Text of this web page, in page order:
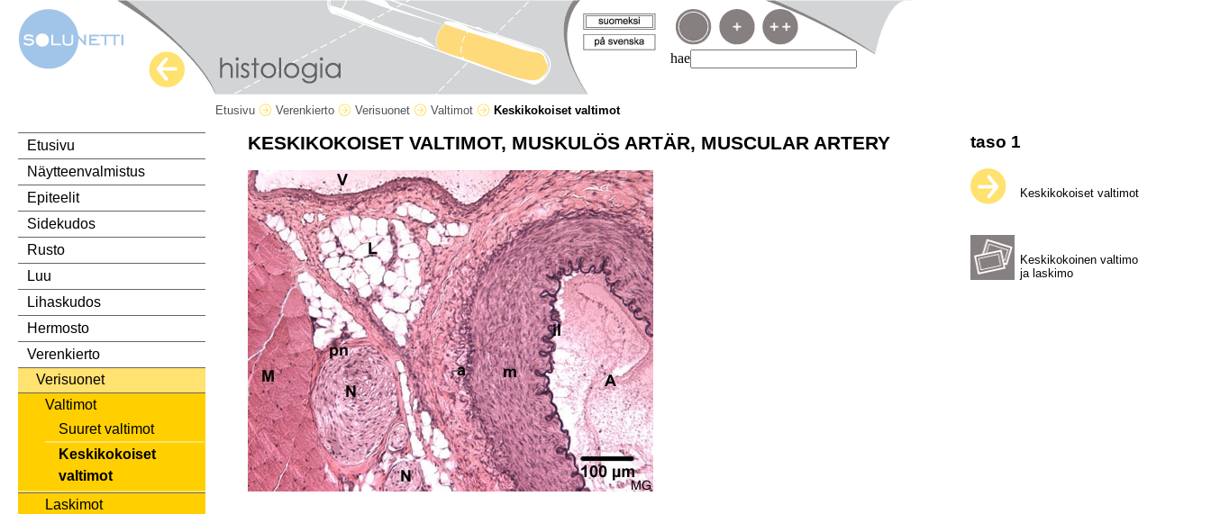
hae
Etusivu Verenkierto Verisuonet Valtimot Keskikokoiset valtimot
Etusivu
Näytteenvalmistus
Epiteelit
Sidekudos
Rusto
Luu
Lihaskudos
Hermosto
Verenkierto
Verisuonet
Valtimot
Suuret valtimot
Keskikokoiset
valtimot
Laskimot
taso 1
Keskikokoiset valtimot
Keskikokoinen valtimo
ja laskimo
KESKIKOKOISET VALTIMOT, MUSKULÖS ARTÄR, MUSCULAR ARTERY